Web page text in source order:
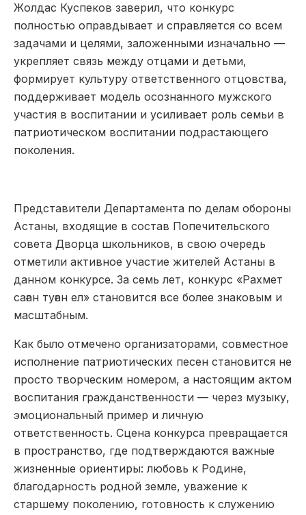
Жолдас Куспеков заверил, что конкурс
полностью оправдывает и справляется со всем
задачами и целями, заложенными изначально —
укрепляет связь между отцами и детьми,
формирует культуру ответственного отцовства,
поддерживает модель осознанного мужского
участия в воспитании и усиливает роль семьи в
патриотическом воспитании подрастающего
поколения.
Представители Департамента по делам обороны
Астаны, входящие в состав Попечительского
совета Дворца школьников, в свою очередь
отметили активное участие жителей Астаны в
данном конкурсе. За семь лет, конкурс «Рахмет
саған туған ел» становится все более знаковым и
масштабным.
Как было отмечено организаторами, совместное
исполнение патриотических песен становится не
просто творческим номером, а настоящим актом
воспитания гражданственности — через музыку,
эмоциональный пример и личную
ответственность. Сцена конкурса превращается
в пространство, где подтверждаются важные
жизненные ориентиры: любовь к Родине,
благодарность родной земле, уважение к
старшему поколению, готовность к служению